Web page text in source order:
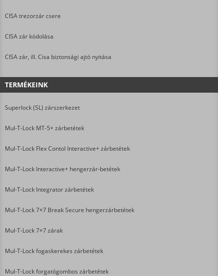
CISA trezorzár csere
CISA zár kódolása
CISA zár, ill. Cisa biztonsági ajtó nyitása
TERMÉKEINK
Superlock (SL) zárszerkezet
Mul-T-Lock MT-5+ zárbetétek
Mul-T-Lock Flex Contol Interactive+ zárbetétek
Mul-T-Lock Interactive+ hengerzár-betétek
Mul-T-Lock Integrator zárbetétek
Mul-T-Lock 7×7 Break Secure hengerzárbetétek
Mul-T-Lock 7×7 zárak
Mul-T-Lock fogaskerekes zárbetétek
Mul-T-Lock forgatógombos zárbetétek